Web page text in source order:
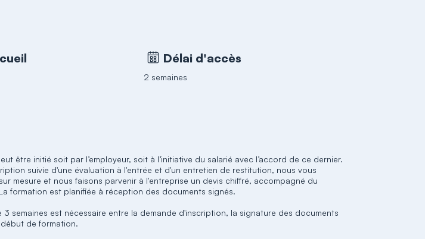
Délai d'accès
2 semaines
être initié soit par l’employeur, soit à l’initiative du salarié avec l’accord de ce dernier.
suivie d'une évaluation à l'entrée et d'un entretien de restitution, nous vous
mesure et nous faisons parvenir à l'entreprise un devis chiffré, accompagné du
formation est planifiée à réception des documents signés.
3 semaines est nécessaire entre la demande d'inscription, la signature des documents
de formation.